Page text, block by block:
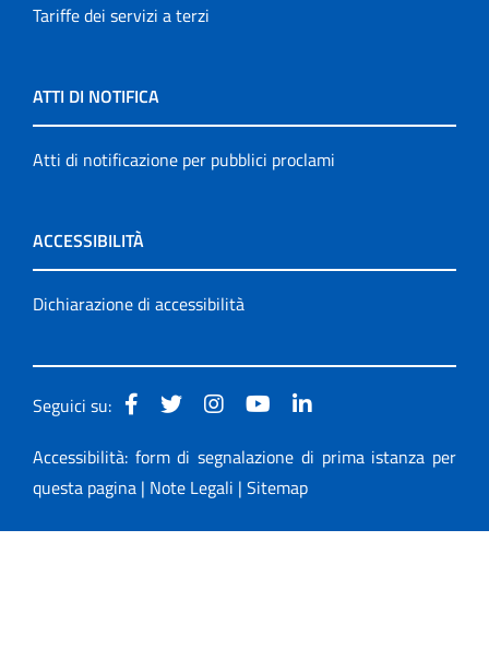
Tariffe dei servizi a terzi
ATTI DI NOTIFICA
Atti di notificazione per pubblici proclami
ACCESSIBILITÀ
Dichiarazione di accessibilità
Seguici su:
Accessibilità: form di segnalazione di prima istanza per
questa pagina | Note Legali | Sitemap